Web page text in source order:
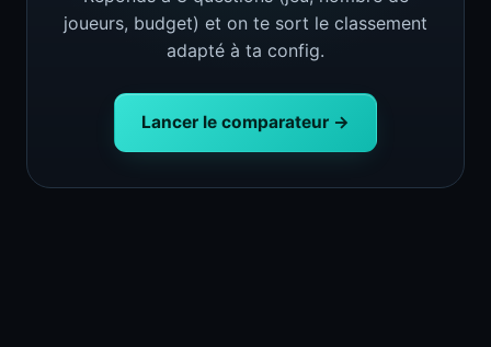
joueurs, budget) et on te sort le classement
adapté à ta config.
Lancer le comparateur →